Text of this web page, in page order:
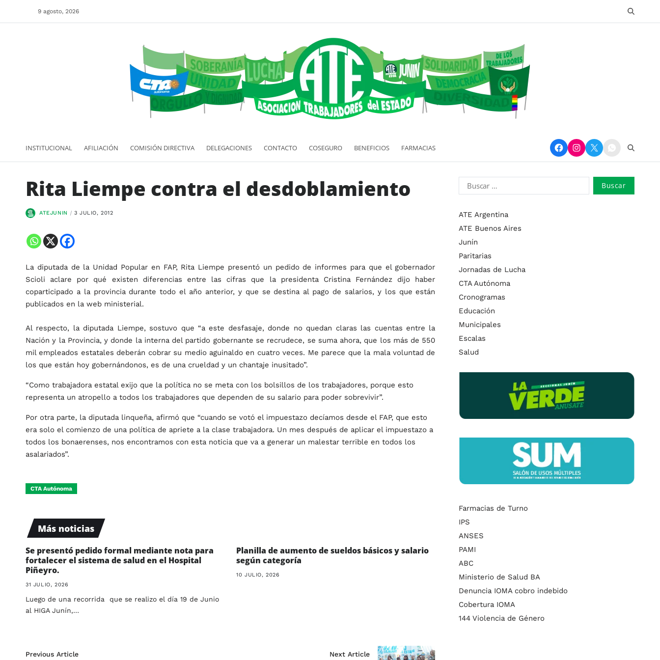
9 agosto, 2026
INSTITUCIONAL AFILIACIÓN COMISIÓN DIRECTIVA DELEGACIONES CONTACTO COSEGURO BENEFICIOS FARMACIAS
Rita Liempe contra el desdoblamiento
ATEJUNIN 3 JULIO, 2012
La diputada de la Unidad Popular en FAP, Rita Liempe presentó un pedido de informes para que el gobernador
Scioli aclare por qué existen diferencias entre las cifras que la presidenta Cristina Fernández dijo haber
coparticipado a la provincia durante todo el año anterior, y que se destina al pago de salarios, y los que están
publicados en la web ministerial.
Al respecto, la diputada Liempe, sostuvo que “a este desfasaje, donde no quedan claras las cuentas entre la
Nación y la Provincia, y donde la interna del partido gobernante se recrudece, se suma ahora, que los más de 550
mil empleados estatales deberán cobrar su medio aguinaldo en cuatro veces. Me parece que la mala voluntad de
los que están hoy gobernándonos, es de una crueldad y un chantaje inusitado”.
“Como trabajadora estatal exijo que la política no se meta con los bolsillos de los trabajadores, porque esto
representa un atropello a todos los trabajadores que dependen de su salario para poder sobrevivir”.
Por otra parte, la diputada linqueña, afirmó que “cuando se votó el impuestazo decíamos desde el FAP, que esto
era solo el comienzo de una política de apriete a la clase trabajadora. Un mes después de aplicar el impuestazo a
todos los bonaerenses, nos encontramos con esta noticia que va a generar un malestar terrible en todos los
asalariados”.
CTA Autónoma
Más noticias
Se presentó pedido formal mediante nota para
fortalecer el sistema de salud en el Hospital
Piñeyro.
31 JULIO, 2026
Luego de una recorrida que se realizo el día 19 de Junio
al HIGA Junín,…
Planilla de aumento de sueldos básicos y salario
según categoría
10 JULIO, 2026
Previous Article Next Article
ATE Argentina
ATE Buenos Aires
Junín
Paritarias
Jornadas de Lucha
CTA Autónoma
Cronogramas
Educación
Municipales
Escalas
Salud
Farmacias de Turno
IPS
ANSES
PAMI
ABC
Ministerio de Salud BA
Denuncia IOMA cobro indebido
Cobertura IOMA
144 Violencia de Género